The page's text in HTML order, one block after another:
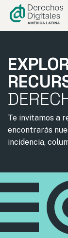
contenido
Te invitamos a
encontrarás
incidencia,